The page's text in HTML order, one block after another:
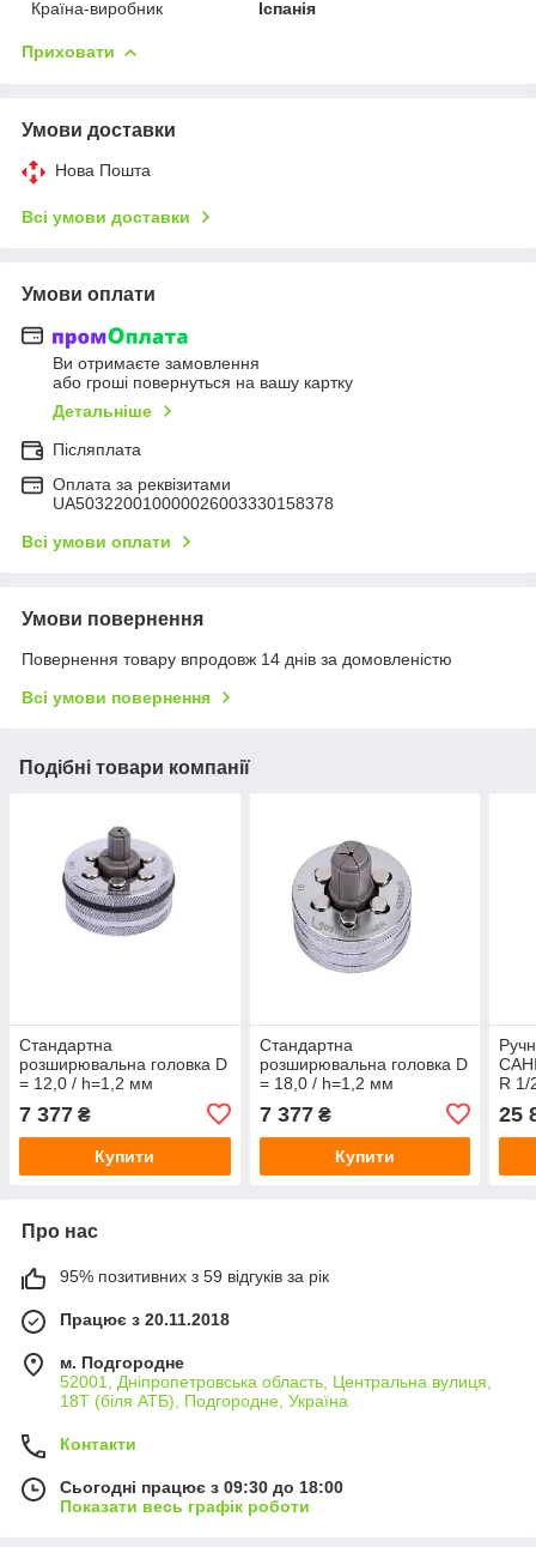
Країна-виробник
Іспанія
Приховати
Умови доставки
Нова Пошта
Всі умови доставки
Умови оплати
Ви отримаєте замовлення
або гроші повернуться на вашу картку
Детальніше
Післяплата
Оплата за реквізитами
UA503220010000026003330158378
Всі умови оплати
Умови повернення
Повернення товару впродовж 14 днів за домовленістю
Всі умови повернення
Подібні товари компанії
Стандартна
розширювальна головка D
= 12,0 / h=1,2 мм
ROTHENBERGER 1_1012
7 377 ₴
Купити
Стандартна
розширювальна головка D
= 18,0 / h=1,2 мм
ROTHENBERGER 1_1018
7 377₴
Купити
R
25
Про нас
95% позитивних з 59 відгуків за рік
Працює з 20.11.2018
м. Подгородне
52001, Дніпропетровська область, Центральна вулиця,
18Т (біля АТБ), Подгородне, Україна
Контакти
Сьогодні працює з 09:30 до 18:00
Показати весь графік роботи